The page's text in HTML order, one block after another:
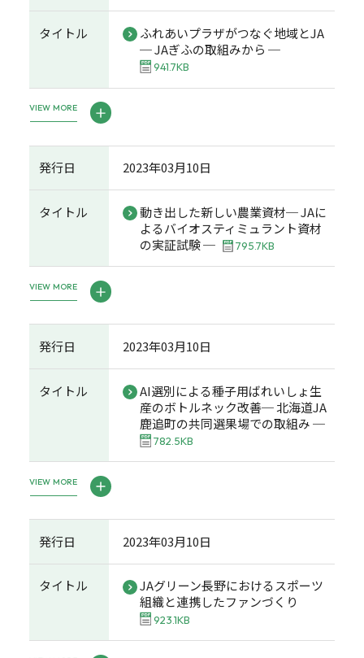
タイトル
ふれあいプラザがつなぐ地域とJA
─ JAぎふの取組みから ─
941.7KB
VIEW MORE
発行日 2023年03月10日
タイトル
動き出した新しい農業資材─ JAに
よるバイオスティミュラント資材
の実証試験 ─
795.7KB
VIEW MORE
発行日 2023年03月10日
タイトル
AI選別による種子用ばれいしょ生
産のボトルネック改善─ 北海道JA
鹿追町の共同選果場での取組み ─
782.5KB
VIEW MORE
発行日 2023年03月10日
タイトル
JAグリーン長野におけるスポーツ
組織と連携したファンづくり
923.1KB